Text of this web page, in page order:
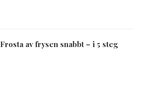
Frosta av frysen snabbt – i 5 steg